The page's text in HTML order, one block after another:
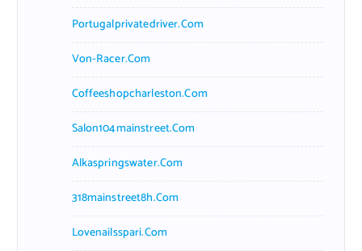
Portugalprivatedriver.com
Von-Racer.com
Coffeeshopcharleston.com
Salon104mainstreet.com
Alkaspringswater.com
318mainstreet8h.com
Lovenailsspari.com